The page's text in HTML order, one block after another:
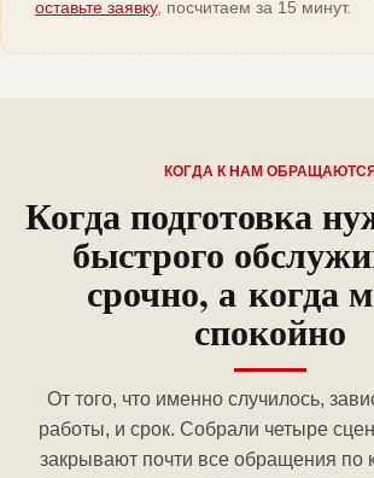
оставьте заявку, посчитаем за 15 минут.
КОГДА К НАМ ОБРАЩАЮТСЯ
Когда подготовка
быстрого
срочно, а когда
спокойно
От того, что именно случилось,
работы, и срок. Собрали четыре
закрывают почти все обращения по